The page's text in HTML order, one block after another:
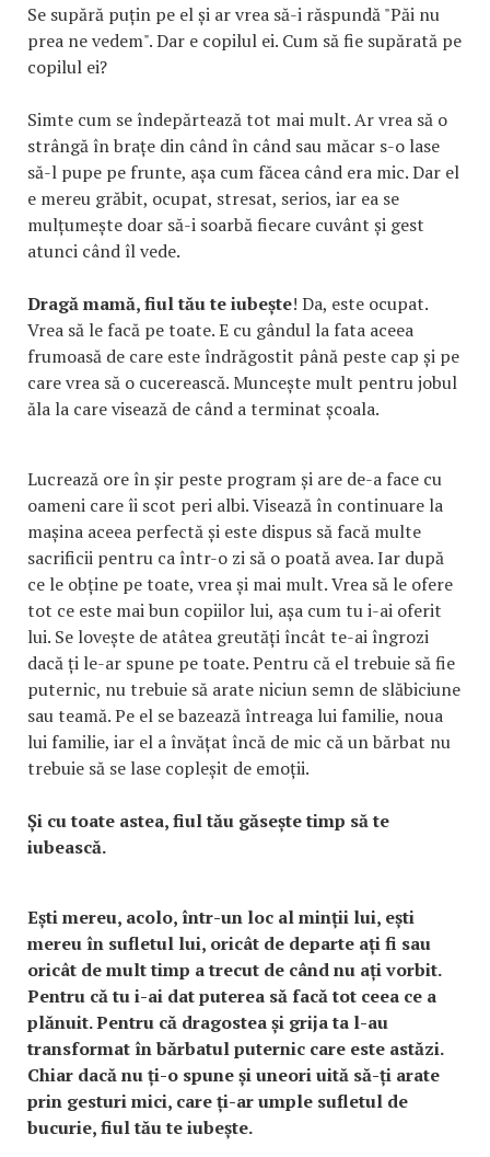
Se supără puțin pe el și ar vrea să-i răspundă "Păi nu
prea ne vedem". Dar e copilul ei. Cum să fie supărată pe
copilul ei?
Simte cum se îndepărtează tot mai mult. Ar vrea să o
strângă în brațe din când în când sau măcar s-o lase
să-l pupe pe frunte, așa cum făcea când era mic. Dar el
e mereu grăbit, ocupat, stresat, serios, iar ea se
mulțumește doar să-i soarbă fiecare cuvânt și gest
atunci când îl vede.
Dragă mamă, fiul tău te iubește! Da, este ocupat.
Vrea să le facă pe toate. E cu gândul la fata aceea
frumoasă de care este îndrăgostit până peste cap și pe
care vrea să o cucerească. Muncește mult pentru jobul
ăla la care visează de când a terminat școala.
Lucrează ore în șir peste program și are de-a face cu
oameni care îi scot peri albi. Visează în continuare la
mașina aceea perfectă și este dispus să facă multe
sacrificii pentru ca într-o zi să o poată avea. Iar după
ce le obține pe toate, vrea și mai mult. Vrea să le ofere
tot ce este mai bun copiilor lui, așa cum tu i-ai oferit
lui. Se lovește de atâtea greutăți încât te-ai îngrozi
dacă ți le-ar spune pe toate. Pentru că el trebuie să fie
puternic, nu trebuie să arate niciun semn de slăbiciune
sau teamă. Pe el se bazează întreaga lui familie, noua
lui familie, iar el a învățat încă de mic că un bărbat nu
trebuie să se lase copleșit de emoții.
Și cu toate astea, fiul tău găsește timp să te
iubească.
Ești mereu, acolo, într-un loc al minții lui, ești
mereu în sufletul lui, oricât de departe ați fi sau
oricât de mult timp a trecut de când nu ați vorbit.
Pentru că tu i-ai dat puterea să facă tot ceea ce a
plănuit. Pentru că dragostea și grija ta l-au
transformat în bărbatul puternic care este astăzi.
Chiar dacă nu ți-o spune și uneori uită să-ți arate
prin gesturi mici, care ți-ar umple sufletul de
bucurie, fiul tău te iubește.